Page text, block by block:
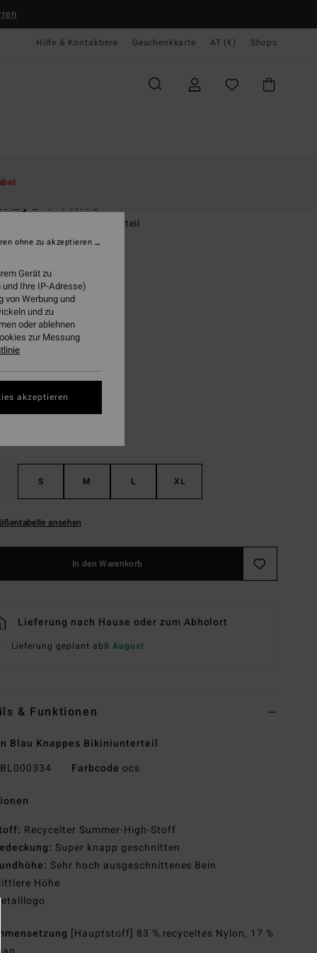
Hilfe & Kontaktiere Geschenkkarte AT (€) Shops
V Hike
Blau Knappes Bikiniunterteil
(1 Bewertungen)
47%
RABATT EXTRA 25%
S M L XL
ansehen
In den Warenkorb
Lieferung nach Hause oder zum Abholort
Lieferung geplant ab8 August
& Funktionen
Blau Knappes Bikiniunterteil
BL000334 Farbcode ocs
Recycelter Summer-High-Stoff
Super knapp geschnitten
Sehr hoch ausgeschnittenes Bein
Höhe
[Hauptstoff] 83 % recyceltes Nylon, 17 %
Gerät zu
Ihre IP-Adresse)
von Werbung und
und zu
oder ablehnen
zur Messung
ohne zu akzeptieren
akzeptieren